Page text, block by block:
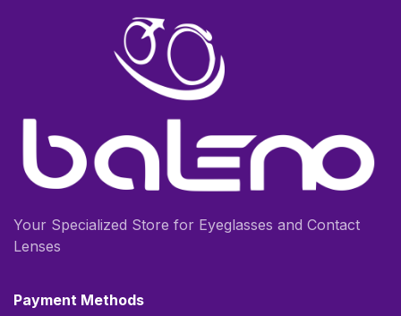
Your Specialized Store for Eyeglasses and Contact
Lenses
Payment Methods